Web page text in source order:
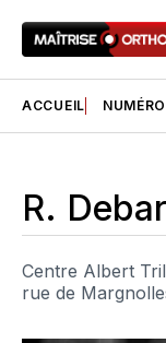
ACCUEIL
R.
Centre Albert
rue de